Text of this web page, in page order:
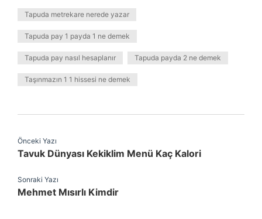
Tapuda metrekare nerede yazar
Tapuda pay 1 payda 1 ne demek
Tapuda pay nasıl hesaplanır Tapuda payda 2 ne demek
Taşınmazın 1 1 hissesi ne demek
Önceki Yazı
Tavuk Dünyası Kekiklim Menü Kaç Kalori
Sonraki Yazı
Mehmet Mısırlı Kimdir